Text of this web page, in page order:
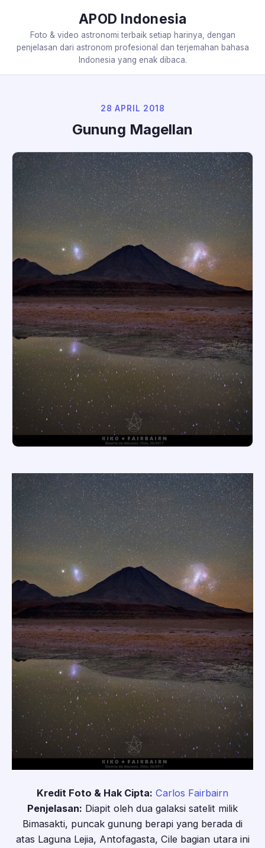
APOD Indonesia
Foto & video astronomi terbaik setiap harinya, dengan
penjelasan dari astronom profesional dan terjemahan bahasa
Indonesia yang enak dibaca.
28 APRIL 2018
Gunung Magellan
Kredit Foto & Hak Cipta: Carlos Fairbairn
Penjelasan: Diapit oleh dua galaksi satelit milik
Bimasakti, puncak gunung berapi yang berada di
atas Laguna Lejia, Antofagasta, Cile bagian utara ini